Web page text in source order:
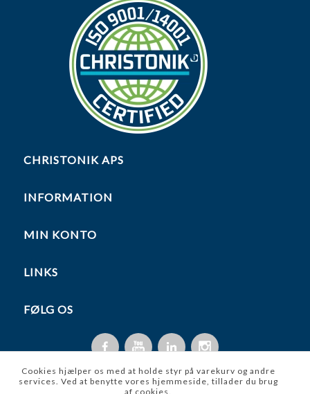
CHRISTONIK APS
INFORMATION
MIN KONTO
LINKS
FØLG OS
Cookies hjælper os med at holde styr på varekurv og andre
services. Ved at benytte vores hjemmeside, tillader du brug
af cookies.